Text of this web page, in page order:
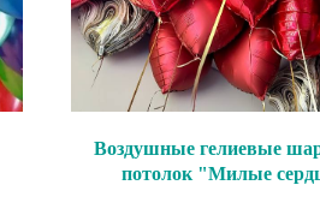
Воздушные гелиевые
потолок "Милые